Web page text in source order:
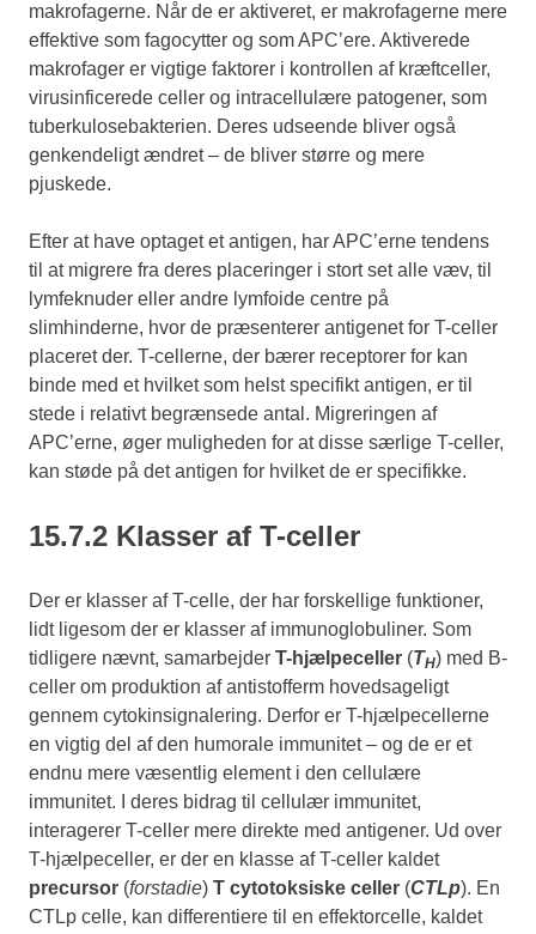
makrofagerne. Når de er aktiveret, er makrofagerne mere
effektive som fagocytter og som APC’ere. Aktiverede
makrofager er vigtige faktorer i kontrollen af kræftceller,
virusinficerede celler og intracellulære patogener, som
tuberkulosebakterien. Deres udseende bliver også
genkendeligt ændret – de bliver større og mere
pjuskede.
Efter at have optaget et antigen, har APC’erne tendens
til at migrere fra deres placeringer i stort set alle væv, til
lymfeknuder eller andre lymfoide centre på
slimhinderne, hvor de præsenterer antigenet for T-celler
placeret der. T-cellerne, der bærer receptorer for kan
binde med et hvilket som helst specifikt antigen, er til
stede i relativt begrænsede antal. Migreringen af
APC’erne, øger muligheden for at disse særlige T-celler,
kan støde på det antigen for hvilket de er specifikke.
15.7.2 Klasser af T-celler
Der er klasser af T-celle, der har forskellige funktioner,
lidt ligesom der er klasser af immunoglobuliner. Som
tidligere nævnt, samarbejder T-hjælpeceller (TH) med B-
celler om produktion af antistofferm hovedsageligt
gennem cytokinsignalering. Derfor er T-hjælpecellerne
en vigtig del af den humorale immunitet – og de er et
endnu mere væsentlig element i den cellulære
immunitet. I deres bidrag til cellulær immunitet,
interagerer T-celler mere direkte med antigener. Ud over
T-hjælpeceller, er der en klasse af T-celler kaldet
precursor (forstadie) T cytotoksiske celler (CTLp). En
CTLp celle, kan differentiere til en effektorcelle, kaldet